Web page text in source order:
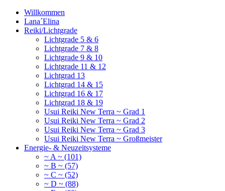
Willkommen
Lana´Elina
Reiki/Lichtgrade
Lichtgrade 5 & 6
Lichtgrade 7 & 8
Lichtgrade 9 & 10
Lichtgrade 11 & 12
Lichtgrad 13
Lichtgrad 14 & 15
Lichtgrad 16 & 17
Lichtgrad 18 & 19
Usui Reiki New Terra ~ Grad 1
Usui Reiki New Terra ~ Grad 2
Usui Reiki New Terra ~ Grad 3
Usui Reiki New Terra ~ Großmeister
Energie- & Neuzeitsysteme
~ A ~ (101)
~ B ~ (57)
~ C ~ (52)
~ D ~ (88)